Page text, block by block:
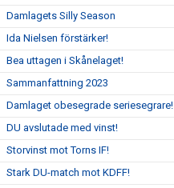
Damlagets Silly Season
Ida Nielsen förstärker!
Bea uttagen i Skånelaget!
Sammanfattning 2023
Damlaget obesegrade seriesegrare!
DU avslutade med vinst!
Storvinst mot Torns IF!
Stark DU-match mot KDFF!